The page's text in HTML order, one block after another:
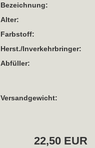
Bezeichnung:
Alter:
Farbstoff:
Herst./Inverkehrbringer:
Abfüller:
Versandgewicht:
22,50 EUR